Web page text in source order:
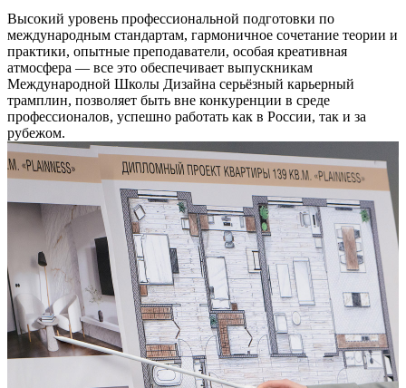
Высокий уровень профессиональной подготовки по
международным стандартам, гармоничное сочетание теории и
практики, опытные преподаватели, особая креативная
атмосфера — все это обеспечивает выпускникам
Международной Школы Дизайна серьёзный карьерный
трамплин, позволяет быть вне конкуренции в среде
профессионалов, успешно работать как в России, так и за
рубежом.